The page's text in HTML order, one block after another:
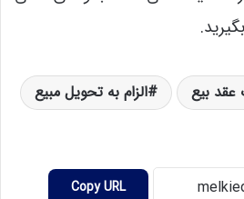
عقد بیع
الزام به تحویل مبیع
Copy URL